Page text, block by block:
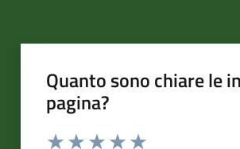
Quanto sono chiare le
pagina?
Valuta da 1 a 5 stelle la pagina